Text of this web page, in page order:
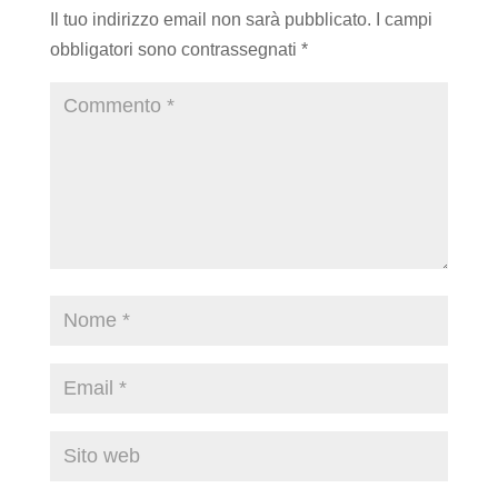
Il tuo indirizzo email non sarà pubblicato.
I campi
obbligatori sono contrassegnati *